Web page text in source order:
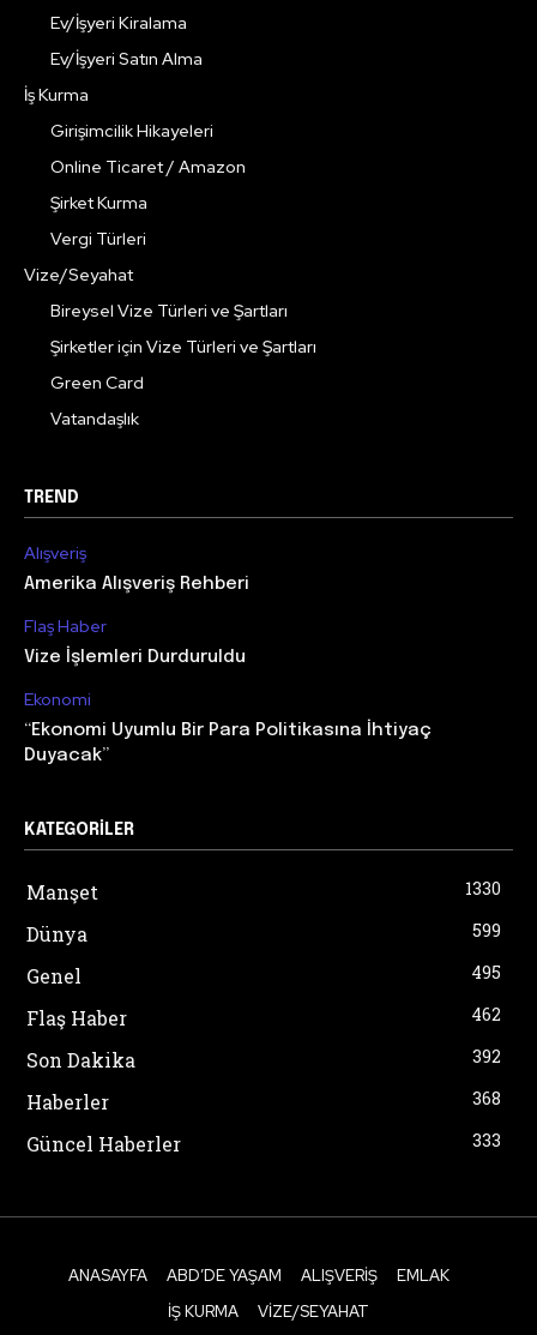
Ev/İşyeri Kiralama
Ev/İşyeri Satın Alma
İş Kurma
Girişimcilik Hikayeleri
Online Ticaret / Amazon
Şirket Kurma
Vergi Türleri
Vize/Seyahat
Bireysel Vize Türleri ve Şartları
Şirketler için Vize Türleri ve Şartları
Green Card
Vatandaşlık
TREND
Alışveriş
Amerika Alışveriş Rehberi
Flaş Haber
Vize İşlemleri Durduruldu
Ekonomi
“Ekonomi Uyumlu Bir Para Politikasına İhtiyaç
Duyacak”
KATEGORILER
Manşet 1330
Dünya 599
Genel 495
Flaş Haber 462
Son Dakika 392
Haberler 368
Güncel Haberler 333
ANASAYFA ABD’DE YAŞAM ALIŞVERIŞ
EMLAK
İŞ KURMA
VIZE/SEYAHAT